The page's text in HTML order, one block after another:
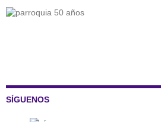
SÍGUENOS